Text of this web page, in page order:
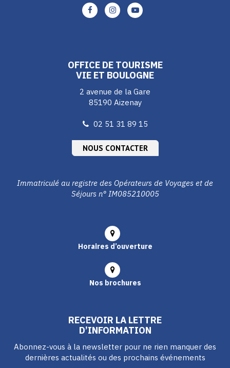
Lien
vers
Lien
vers
Lien
vers
OFFICE DE TOURISME
VIE ET BOULOGNE
2 avenue de la Gare
85190 Aizenay
02 51 31 89 15
NOUS CONTACTER
Immatriculé au registre des Opérateurs de Voyages et de
Séjours n° IM085210005
Horaires d’ouverture
Nos brochures
RECEVOIR LA LETTRE
D’INFORMATION
Abonnez-vous à la newsletter pour ne rien manquer des
dernières actualités ou des prochains événements